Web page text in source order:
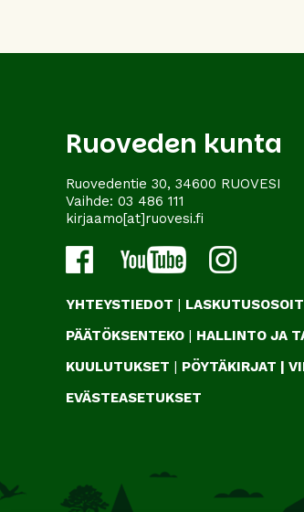
Ruoveden kunta
Ruovedentie 30, 34600 RUOVESI
Vaihde: 03 486 111
kirjaamo[at]ruovesi.fi
YHTEYSTIEDOT |
PÄÄTÖKSENTEKO | HALLINTO JA
KUULUTUKSET | PÖYTÄKIRJAT |
EVÄSTEASETUKSET